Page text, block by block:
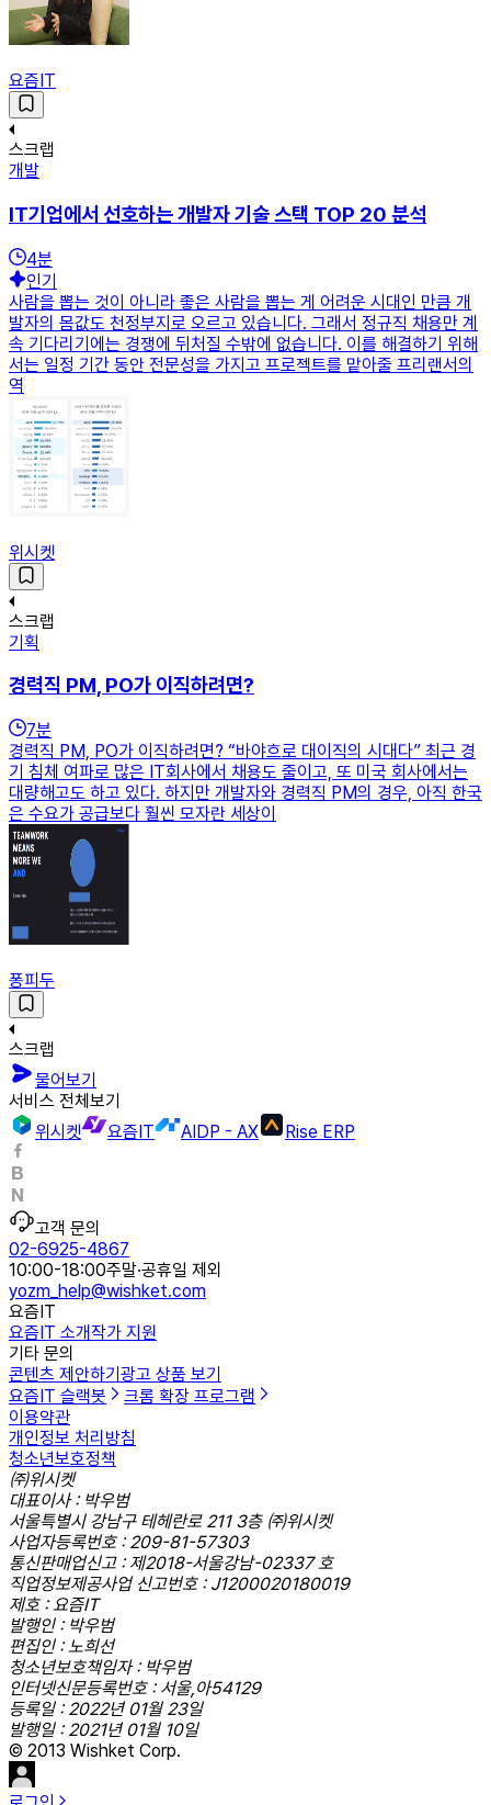
요즘IT
스크랩
개발
IT기업에서 선호하는 개발자 기술 스택 TOP 20 분석
4분
인기
사람을 뽑는 것이 아니라 좋은 사람을 뽑는 게 어려운 시대인 만큼 개
발자의 몸값도 천정부지로 오르고 있습니다. 그래서 정규직 채용만 계
속 기다리기에는 경쟁에 뒤처질 수밖에 없습니다. 이를 해결하기 위해
서는 일정 기간 동안 전문성을 가지고 프로젝트를 맡아줄 프리랜서의
역
위시켓
스크랩
기획
경력직 PM, PO가 이직하려면?
7분
경력직 PM, PO가 이직하려면? “바야흐로 대이직의 시대다” 최근 경
기 침체 여파로 많은 IT회사에서 채용도 줄이고, 또 미국 회사에서는
대량해고도 하고 있다. 하지만 개발자와 경력직 PM의 경우, 아직 한국
은 수요가 공급보다 훨씬 모자란 세상이
퐁피두
스크랩
물어보기
서비스 전체보기
위시켓
요즘IT AIDP - AX Rise ERP
고객 문의
02-6925-4867
10:00-18:00주말·공휴일 제외
yozm_help@wishket.com
요즘IT
요즘IT 소개작가 지원
기타 문의
콘텐츠 제안하기 광고 상품 보기
요즘IT 슬랙봇
크롬 확장 프로그램
이용약관
개인정보 처리방침
청소년보호정책
㈜위시켓
대표이사 : 박우범
서울특별시 강남구 테헤란로 211 3층 ㈜위시켓
사업자등록번호 : 209-81-57303
통신판매업신고 : 제2018-서울강남-02337 호
직업정보제공사업 신고번호 : J1200020180019
제호 : 요즘IT
발행인 : 박우범
편집인 : 노희선
청소년보호책임자 : 박우범
인터넷신문등록번호 : 서울,아54129
등록일 : 2022년 01월 23일
발행일 : 2021년 01월 10일
© 2013 Wishket Corp.